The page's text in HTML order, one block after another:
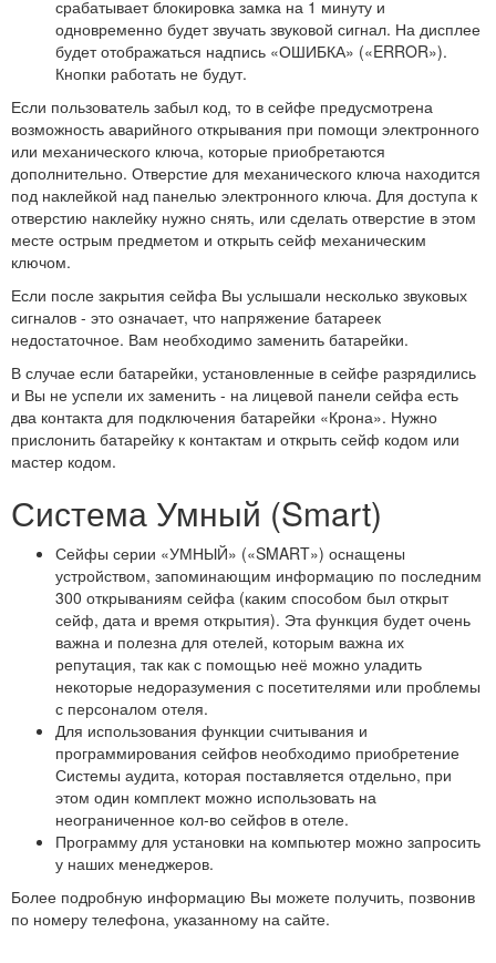
срабатывает блокировка замка на 1 минуту и
одновременно будет звучать звуковой сигнал. На дисплее
будет отображаться надпись «ОШИБКА» («ERROR»).
Кнопки работать не будут.
Если пользователь забыл код, то в сейфе предусмотрена
возможность аварийного открывания при помощи электронного
или механического ключа, которые приобретаются
дополнительно. Отверстие для механического ключа находится
под наклейкой над панелью электронного ключа. Для доступа к
отверстию наклейку нужно снять, или сделать отверстие в этом
месте острым предметом и открыть сейф механическим
ключом.
Если после закрытия сейфа Вы услышали несколько звуковых
сигналов - это означает, что напряжение батареек
недостаточное. Вам необходимо заменить батарейки.
В случае если батарейки, установленные в сейфе разрядились
и Вы не успели их заменить - на лицевой панели сейфа есть
два контакта для подключения батарейки «Крона». Нужно
прислонить батарейку к контактам и открыть сейф кодом или
мастер кодом.
Система Умный (Smart)
Сейфы серии «УМНЫЙ» («SMART») оснащены
устройством, запоминающим информацию по последним
300 открываниям сейфа (каким способом был открыт
сейф, дата и время открытия). Эта функция будет очень
важна и полезна для отелей, которым важна их
репутация, так как с помощью неё можно уладить
некоторые недоразумения с посетителями или проблемы
с персоналом отеля.
Для использования функции считывания и
программирования сейфов необходимо приобретение
Системы аудита, которая поставляется отдельно, при
этом один комплект можно использовать на
неограниченное кол-во сейфов в отеле.
Программу для установки на компьютер можно запросить
у наших менеджеров.
Более подробную информацию Вы можете получить, позвонив
по номеру телефона, указанному на сайте.